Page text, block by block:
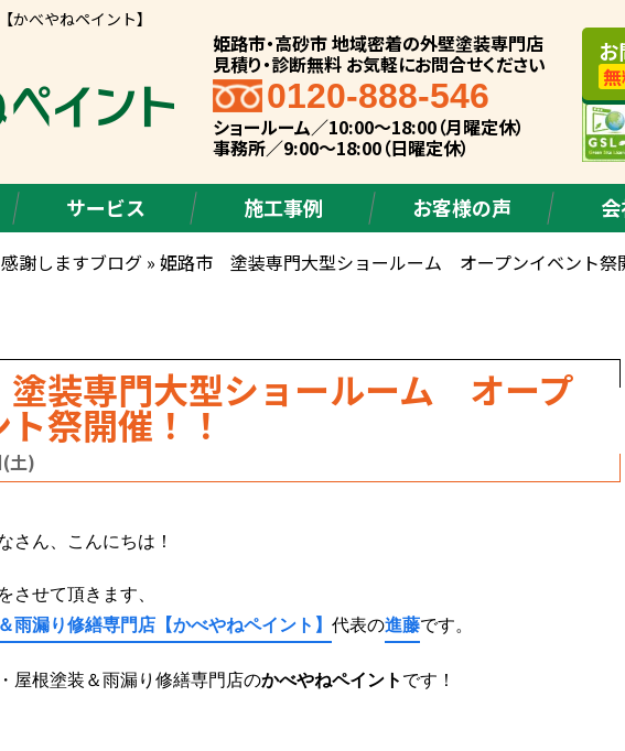
べやねペイント】
姫路市・高砂市 地域密着の外壁塗装専門店
見積り・診断無料 お気軽にお問合せください
0120-888-546
ショールーム／10:00～18:00（月曜定休）
事務所／9:00～18:00（日曜定休）
お
サービス 施工事例 お客様の声
感謝しますブログ » 姫路市 塗装専門大型ショールーム オープンイベント祭
装専門大型ショールーム オープ
ト祭開催！！
土)
さん、こんにちは！
させて頂きます、
雨漏り修繕専門店 【かべやねペイント】 代表の進藤です。
屋根塗装＆雨漏り修繕専門店のかべやねペイント です！